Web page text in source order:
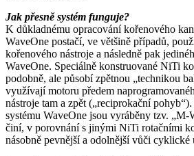
Jak přesně systém funguje?
K důkladnému opracování kořenového
WaveOne postačí, ve většině případů,
kořenového nástroje a následně pak
WaveOne. Speciálně konstruované NiTi
podobně, ale působí zpětnou „technikou
využívají motoru předem
nástroje tam a zpět („reciprokační
systému WaveOne jsou vyráběny tzv.
činí, v porovnání s jinými NiTi rotačními
násobně pevnější a odolnější vůči cyklické